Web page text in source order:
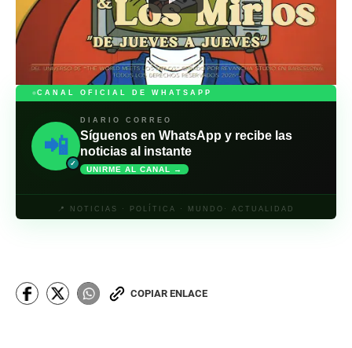
CANAL OFICIAL DE WHATSAPP
📲
✓
DIARIO CORREO
Síguenos en WhatsApp y recibe las
noticias al instante
UNIRME AL CANAL →
📍 NOTICIAS · POLÍTICA · MUNDO· ACTUALIDAD
COPIAR ENLACE